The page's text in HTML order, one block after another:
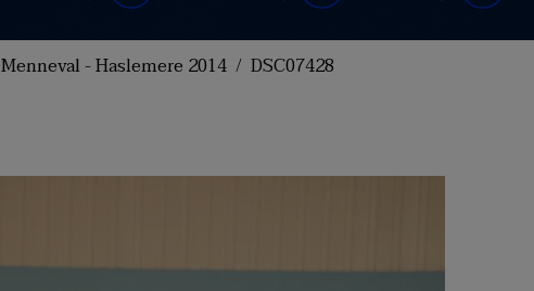
Menneval - Haslemere 2014 DSC07428